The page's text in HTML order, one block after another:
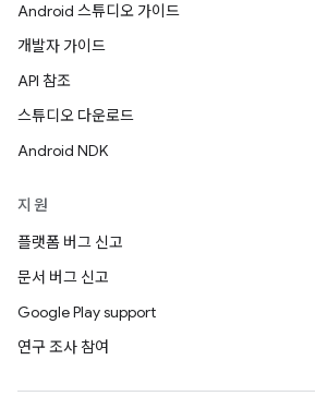
Android 스튜디오 가이드
개발자 가이드
API 참조
스튜디오 다운로드
Android NDK
지원
플랫폼 버그 신고
문서 버그 신고
Google Play support
연구 조사 참여